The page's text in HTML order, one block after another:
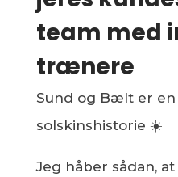
team med
trænere
Sund og Bælt er en
solskinshistorie ☀️
Jeg håber sådan,